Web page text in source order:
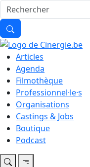
Articles
Agenda
Filmothèque
Professionnel·le·s
Organisations
Castings & Jobs
Boutique
Podcast